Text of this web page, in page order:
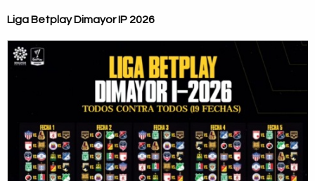
Liga Betplay Dimayor IP 2026